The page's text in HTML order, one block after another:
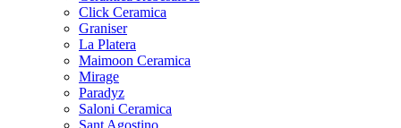
Click Ceramica
Graniser
La Platera
Maimoon Ceramica
Mirage
Paradyz
Saloni Ceramica
Sant Agostino